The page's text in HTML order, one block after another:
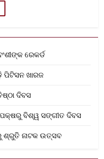
ରେକର୍ଡ
ପିଟିସନ ଖାରଜ
ଦିବସ
ପକ୍ଷରୁ ବିଶ୍ୱ ସଙ୍ଗୀତ ଦିବସ
ଶ୍ରୁତି ନାଟକ ଉତ୍ସବ